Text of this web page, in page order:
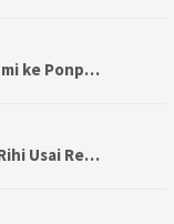
ke Ponp…
Usai Re…